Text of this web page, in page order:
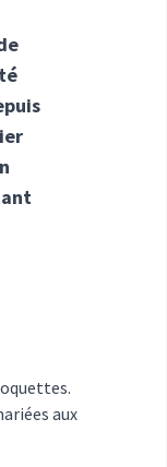
aux